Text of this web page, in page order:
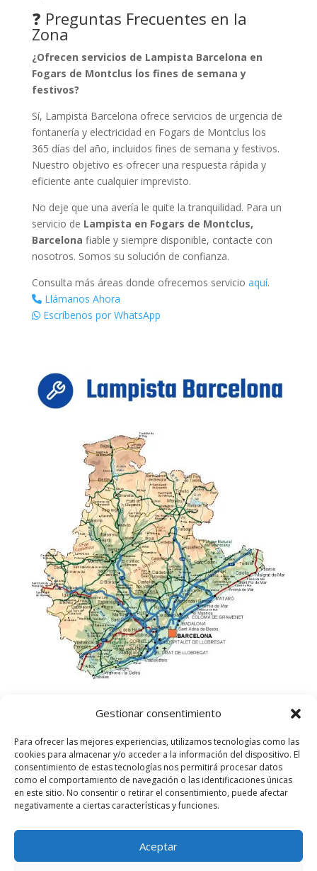
Gestionar consentimiento
Para ofrecer las mejores experiencias, utilizamos tecnologías como las
cookies para almacenar y/o acceder a la información del dispositivo. El
consentimiento de estas tecnologías nos permitirá procesar datos
como el comportamiento de navegación o las identificaciones únicas
en este sitio. No consentir o retirar el consentimiento, puede afectar
negativamente a ciertas características y funciones.
Aceptar
❓ Preguntas Frecuentes en la
Zona
¿Ofrecen servicios de Lampista Barcelona en
Fogars de Montclus los fines de semana y
festivos?
Sí, Lampista Barcelona ofrece servicios de urgencia de
fontanería y electricidad en Fogars de Montclus los
365 días del año, incluidos fines de semana y festivos.
Nuestro objetivo es ofrecer una respuesta rápida y
eficiente ante cualquier imprevisto.
No deje que una avería le quite la tranquilidad. Para un
servicio de Lampista en Fogars de Montclus,
Barcelona fiable y siempre disponible, contacte con
nosotros. Somos su solución de confianza.
Consulta más áreas donde ofrecemos servicio aquí.
Llámanos Ahora
Escríbenos por WhatsApp
Lampista Barcelona. Todos los derechos
reservados.